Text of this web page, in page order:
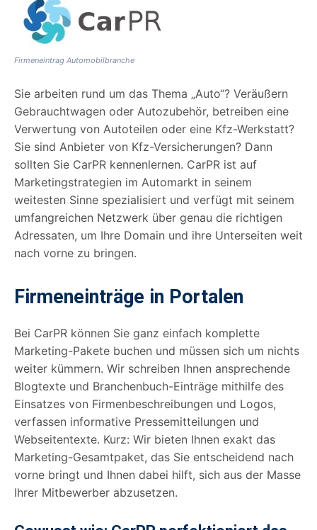
Firmeneintrag Automobilbranche
Sie arbeiten rund um das Thema „Auto“? Veräußern
Gebrauchtwagen oder Autozubehör, betreiben eine
Verwertung von Autoteilen oder eine Kfz-Werkstatt?
Sie sind Anbieter von Kfz-Versicherungen? Dann
sollten Sie CarPR kennenlernen. CarPR ist auf
Marketingstrategien im Automarkt in seinem
weitesten Sinne spezialisiert und verfügt mit seinem
umfangreichen Netzwerk über genau die richtigen
Adressaten, um Ihre Domain und ihre Unterseiten weit
nach vorne zu bringen.
Firmeneinträge in Portalen
Bei CarPR können Sie ganz einfach komplette
Marketing-Pakete buchen und müssen sich um nichts
weiter kümmern. Wir schreiben Ihnen ansprechende
Blogtexte und Branchenbuch-Einträge mithilfe des
Einsatzes von Firmenbeschreibungen und Logos,
verfassen informative Pressemitteilungen und
Webseitentexte. Kurz: Wir bieten Ihnen exakt das
Marketing-Gesamtpaket, das Sie entscheidend nach
vorne bringt und Ihnen dabei hilft, sich aus der Masse
Ihrer Mitbewerber abzusetzen.